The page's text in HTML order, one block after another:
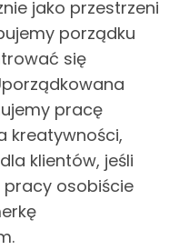
jako przestrzeni
porządku
się
pracę
kreatywności,
klientów, jeśli
osobiście